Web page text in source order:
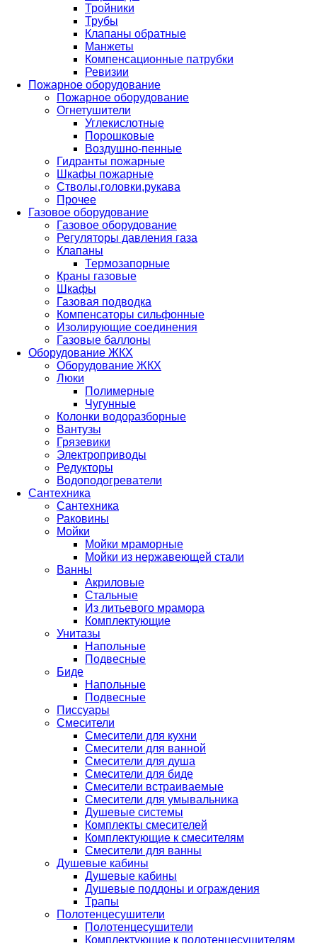
Тройники
Трубы
Клапаны обратные
Манжеты
Компенсационные патрубки
Ревизии
Пожарное оборудование
Пожарное оборудование
Огнетушители
Углекислотные
Порошковые
Воздушно-пенные
Гидранты пожарные
Шкафы пожарные
Стволы,головки,рукава
Прочее
Газовое оборудование
Газовое оборудование
Регуляторы давления газа
Клапаны
Термозапорные
Краны газовые
Шкафы
Газовая подводка
Компенсаторы сильфонные
Изолирующие соединения
Газовые баллоны
Оборудование ЖКХ
Оборудование ЖКХ
Люки
Полимерные
Чугунные
Колонки водоразборные
Вантузы
Грязевики
Электроприводы
Редукторы
Водоподогреватели
Сантехника
Сантехника
Раковины
Мойки
Мойки мраморные
Мойки из нержавеющей стали
Ванны
Акриловые
Стальные
Из литьевого мрамора
Комплектующие
Унитазы
Напольные
Подвесные
Биде
Напольные
Подвесные
Писсуары
Смесители
Смесители для кухни
Смесители для ванной
Смесители для душа
Смесители для биде
Смесители встраиваемые
Смесители для умывальника
Душевые системы
Комплекты смесителей
Комплектующие к смесителям
Смесители для ванны
Душевые кабины
Душевые кабины
Душевые поддоны и ограждения
Трапы
Полотенцесушители
Полотенцесушители
Комплектующие к полотенцесушителям